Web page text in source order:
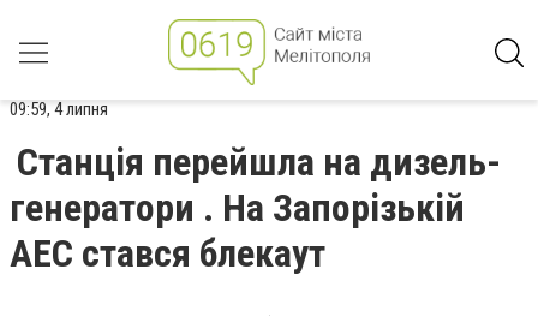
09:59, 4 липня
Станція перейшла на дизель-
генератори . На Запорізькій
АЕС стався блекаут